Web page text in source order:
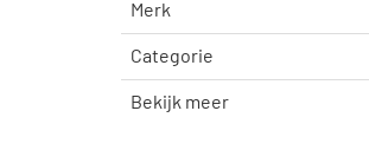
Merk
Categorie
Bekijk meer